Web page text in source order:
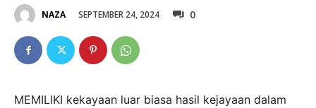
NAZA SEPTEMBER 24, 2024 0
MEMILIKI kekayaan luar biasa hasil kejayaan dalam